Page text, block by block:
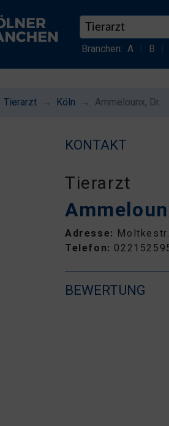
Branchen: A B
Tierarzt Köln Ammelounx, Dr.
KONTAKT
Tierarzt
Adresse:
Telefon:
BEWERTUNG